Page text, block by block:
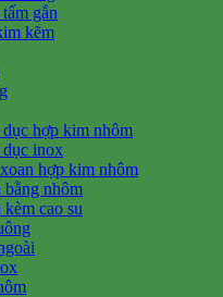
gắn
kẽm
hợp kim nhôm
dục inox
hợp kim nhôm
bằng nhôm
cao su